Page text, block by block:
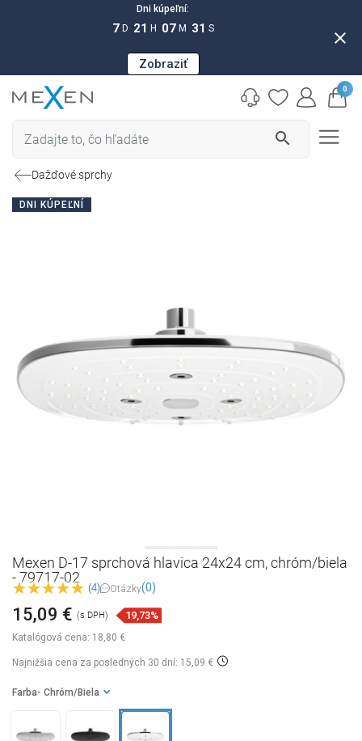
Dni kúpeľní:
7 D 21 H 07 M 30 S
Zobraziť
close
search
0
Dažďové sprchy
DNI KÚPEĽNÍ
Mexen D-17 sprchová hlavica 24x24 cm, chróm/biela
- 79717-02
(4) Otázky(0)
Katalógová cena: 18,80 €
15,09 € (s DPH) 19,73%
Najnižšia cena za posledných 30 dní: 15,09 €
Farba - Chróm/Biela